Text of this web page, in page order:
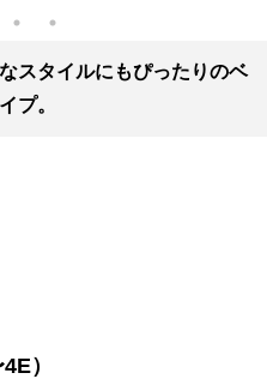
スタイルにもぴったりのベ
プ。
）